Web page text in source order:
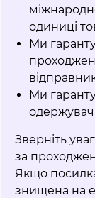
одиниці
Ми
Ми
Зверніть
за
Якщо
знищена на